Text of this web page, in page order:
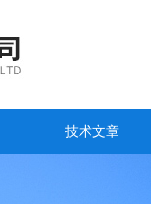
技术文章